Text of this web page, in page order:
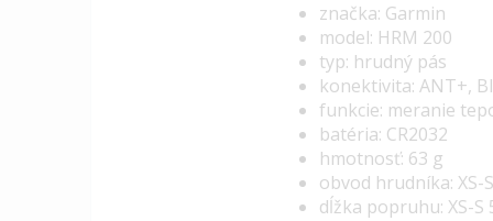
značka: Garmin
model: HRM 200
typ: hrudný pás
konektivita: ANT+,
funkcie: meranie
batéria: CR2032
hmotnosť: 63 g
obvod hrudníka: XS-
dĺžka popruhu: XS-S